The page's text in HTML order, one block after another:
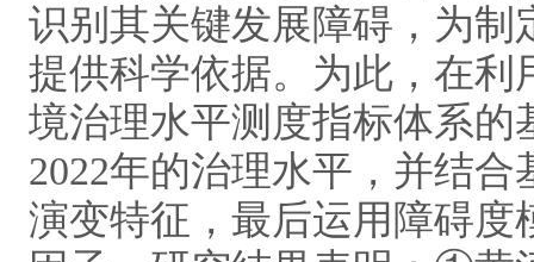
识别其关键发展障碍，为
提供科学依据。为此，在
境治理水平测度指标体系
2022年的治理水平，并结
演变特征，最后运用障碍